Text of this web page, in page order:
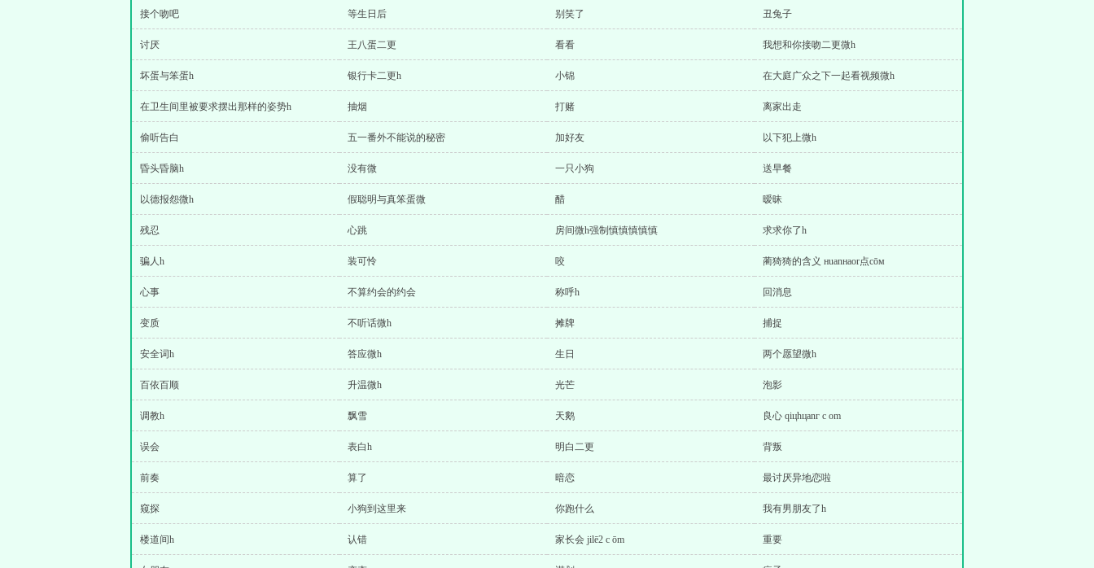
接个吻吧 等生日后 别笑了 丑兔子
讨厌 王八蛋二更 看看 我想和你接吻二更微h
坏蛋与笨蛋h 银行卡二更h 小锦 在大庭广众之下一起看视频微h
在卫生间里被要求摆出那样的姿势h 抽烟 打赌 离家出走
偷听告白 五一番外不能说的秘密 加好友 以下犯上微h
昏头昏脑h 没有微 一只小狗 送早餐
以德报怨微h 假聪明与真笨蛋微 醋 暧昧
残忍 心跳 房间微h强制慎慎慎慎慎 求求你了h
骗人h 装可怜 咬 蔺猗猗的含义 нuanнaor点cōм
心事 不算约会的约会 称呼h 回消息
变质 不听话微h 摊牌 捕捉
安全词h 答应微h 生日 两个愿望微h
百依百顺 升温微h 光芒 泡影
调教h 飘雪 天鹅 良心 qiцhцanг c om
误会 表白h 明白二更 背叛
前奏 算了 暗恋 最讨厌异地恋啦
窥探 小狗到这里来 你跑什么 我有男朋友了h
楼道间h 认错 家长会 jilē2 c ōm 重要